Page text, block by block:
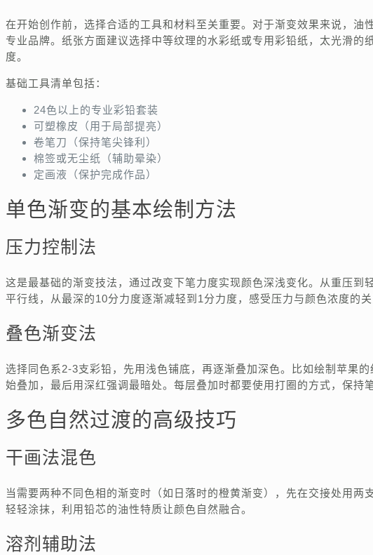
在开始创作前，选择合适的工具和材料至关重要。对于渐变效果来说，
专业品牌。纸张方面建议选择中等纹理的水彩纸或专用彩铅纸，太光滑的
度。
基础工具清单包括：
24色以上的专业彩铅套装
可塑橡皮（用于局部提亮）
卷笔刀（保持笔尖锋利）
棉签或无尘纸（辅助晕染）
定画液（保护完成作品）
单色渐变的基本绘制方法
压力控制法
这是最基础的渐变技法，通过改变下笔力度实现颜色深浅变化。从重压到
平行线，从最深的10分力度逐渐减轻到1分力度，感受压力与颜色浓度的关
叠色渐变法
选择同色系2-3支彩铅，先用浅色铺底，再逐渐叠加深色。比如绘制苹果
始叠加，最后用深红强调最暗处。每层叠加时都要使用打圈的方式，保持
多色自然过渡的高级技巧
干画法混色
当需要两种不同色相的渐变时（如日落时的橙黄渐变），先在交接处用
轻轻涂抹，利用铅芯的油性特质让颜色自然融合。
溶剂辅助法